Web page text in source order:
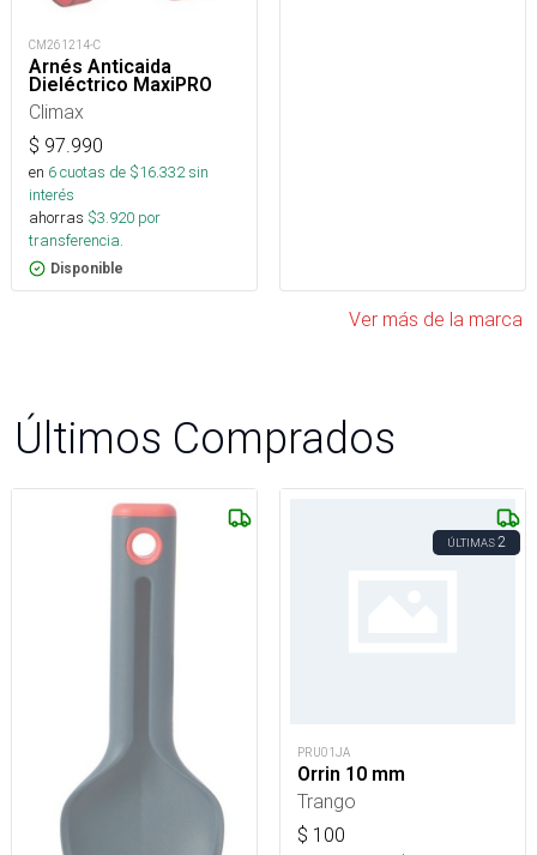
CM261214-C
Arnés Anticaida
Dieléctrico MaxiPRO
Climax
$ 97.990
en 6cuotas de $16.332sin
interés
ahorras $3.920 por
transferencia.
Disponible
Ver más de la marca
Últimos Comprados
ÚLTIMAS2
PRU01JA
Orrin 10 mm
Trango
$ 100